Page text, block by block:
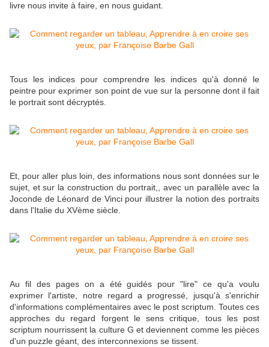
livre nous invite à faire, en nous guidant.
Tous les indices pour comprendre les indices qu'à donné le
peintre pour exprimer son point de vue sur la personne dont il fait
le portrait sont décryptés.
Et, pour aller plus loin, des informations nous sont données sur le
sujet, et sur la construction du portrait,, avec un parallèle avec la
Joconde de Léonard de Vinci pour illustrer la notion des portraits
dans l'Italie du XVème siècle.
Au fil des pages on a été guidés pour "lire" ce qu'a voulu
exprimer l'artiste, notre regard a progressé, jusqu'à s'enrichir
d'informations complémentaires avec le post scriptum. Toutes ces
approches du regard forgent le sens critique, tous les post
scriptum nourrissent la culture G et deviennent comme les pièces
d'un puzzle géant, des interconnexions se tissent.